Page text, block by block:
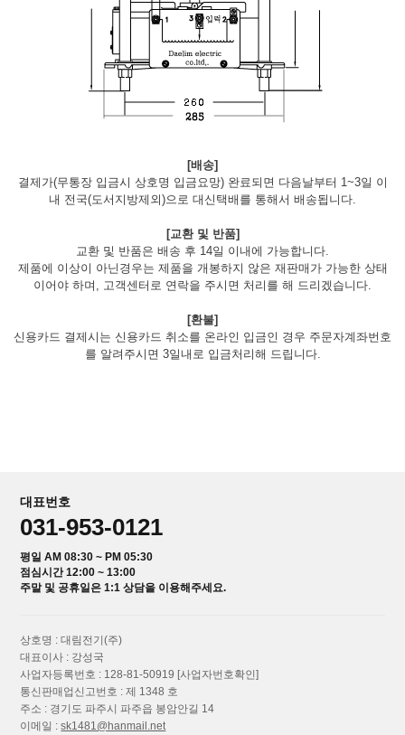
[배송]
결제가(무통장 입금시 상호명 입금요망) 완료되면 다음날부터 1~3일 이
내 전국(도서지방제외)으로 대신택배를 통해서 배송됩니다.
[교환 및 반품]
교환 및 반품은 배송 후 14일 이내에 가능합니다.
제품에 이상이 아닌경우는 제품을 개봉하지 않은 재판매가 가능한 상태
이어야 하며, 고객센터로 연락을 주시면 처리를 해 드리겠습니다.
[환불]
신용카드 결제시는 신용카드 취소를 온라인 입금인 경우 주문자계좌번호
를 알려주시면 3일내로 입금처리해 드립니다.
대표번호
031-953-0121
평일 AM 08:30 ~ PM 05:30
점심시간 12:00 ~ 13:00
주말 및 공휴일은 1:1 상담을 이용해주세요.
상호명 : 대림전기(주)
대표이사 : 강성국
사업자등록번호 : 128-81-50919 [사업자번호확인]
통신판매업신고번호 : 제 1348 호
주소 : 경기도 파주시 파주읍 봉암안길 14
이메일 :sk1481@hanmail.net